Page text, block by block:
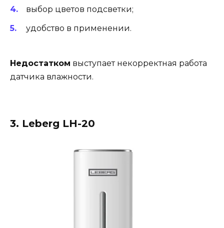
выбор цветов подсветки;
удобство в применении.
Недостатком выступает некорректная работа
датчика влажности.
3. Leberg LH-20